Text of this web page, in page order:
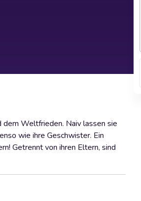
dem Weltfrieden. Naiv lassen sie
wie ihre Geschwister. Ein
Getrennt von ihren Eltern, sind